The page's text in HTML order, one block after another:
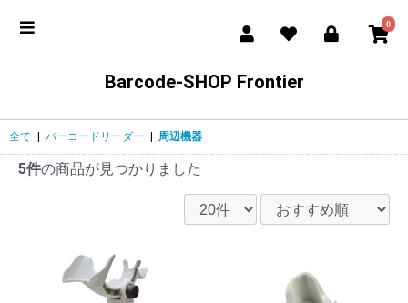
0
Barcode-SHOP Frontier
全て バーコードリーダー 周辺機器
5件の商品が見つかりました